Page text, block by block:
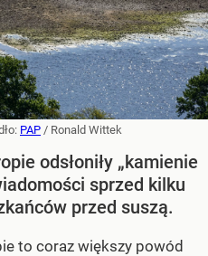
PAP / Ronald Wittek
odsłoniły „kamienie
sprzed kilku
przed suszą.
to coraz większy powód